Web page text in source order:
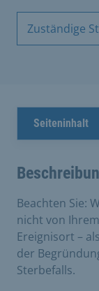
Zuständige
Seiteninhalt
Beachten Sie:
nicht von
Ereignisort –
der
Sterbefalls.